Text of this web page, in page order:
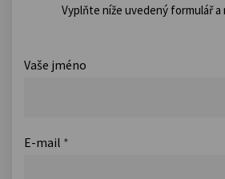
Vyplňte níže uvedený formulář a
Vaše jméno
E-mail *